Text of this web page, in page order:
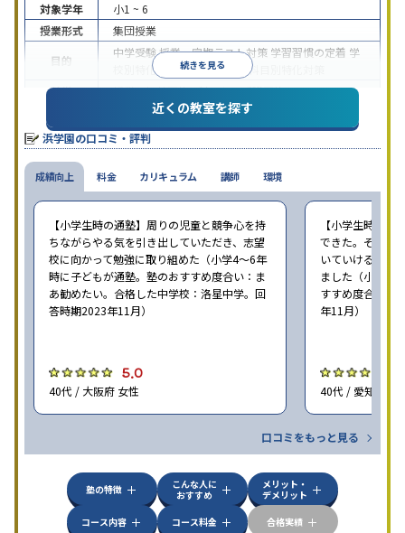
続きを見る
対象学年
小1 ~ 6
授業形式
集団授業
目的
中学受験授業・定期テスト対策 学習習慣の定着 学
校別特化対策
各種検定対策
科目別特化対策
特徴
授業の振替可能1科目から受講可能
小学校高学年の集団塾アンケート調査方法
近くの教室を探す
浜学園の口コミ・評判
成績向上
【小学生時の通塾】周りの児童と競争心を持
ちながらやる気を引き出していただき、志望
校に向かって勉強に取り組めた（小学4〜6年
時に子どもが通塾。塾のおすすめ度合い：ま
あ勧めたい。合格した中学校：洛星中学。回
答時期2023年11月）
5.0
40代 / 大阪府 女性
【小学生時の通
できた。そして
いていける学力
ました（小学4
すすめ度合い：
年11月）
40代 / 愛知県 女
口コミをもっと見る
料金 カリキュラム 講師 環境
塾の特徴
こんな人に
おすすめ
メリット・
デメリット
コース内容
コース料金 合格実績